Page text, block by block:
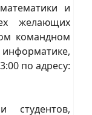
и
желающих
командном
по адресу: